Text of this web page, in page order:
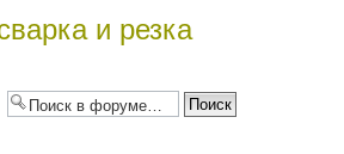
и резка